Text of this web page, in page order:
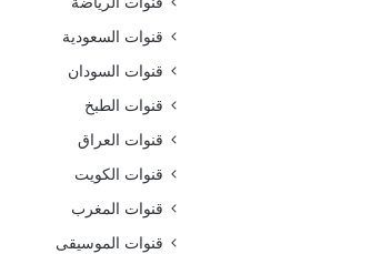
قنوات السعودية
قنوات السودان
قنوات الطبخ
قنوات العراق
قنوات الكويت
قنوات المغرب
قنوات الموسيقى